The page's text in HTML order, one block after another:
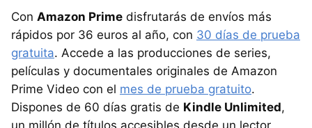
Con Amazon Prime disfrutarás de envíos más
rápidos por 36 euros al año, con 30 días de prueba
gratuita. Accede a las producciones de series,
películas y documentales originales de Amazon
Prime Video con el mes de prueba gratuito.
Dispones de 60 días gratis de Kindle Unlimited,